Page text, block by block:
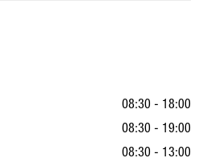
08:30 - 18:00
08:30 - 19:00
08:30 - 13:00